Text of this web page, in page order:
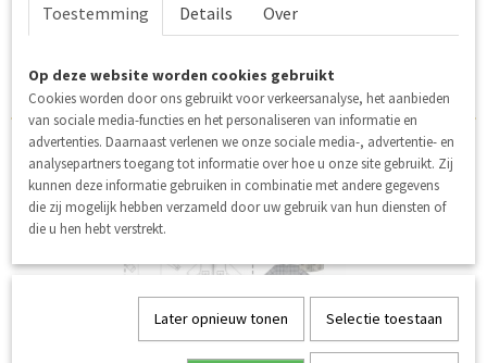
SALE
Toestemming Details Over
Op deze website worden cookies gebruikt
Cookies worden door ons gebruikt voor verkeersanalyse, het aanbieden
van sociale media-functies en het personaliseren van informatie en
advertenties. Daarnaast verlenen we onze sociale media-, advertentie- en
analysepartners toegang tot informatie over hoe u onze site gebruikt. Zij
kunnen deze informatie gebruiken in combinatie met andere gegevens
die zij mogelijk hebben verzameld door uw gebruik van hun diensten of
die u hen hebt verstrekt.
Later opnieuw tonen Selectie toestaan